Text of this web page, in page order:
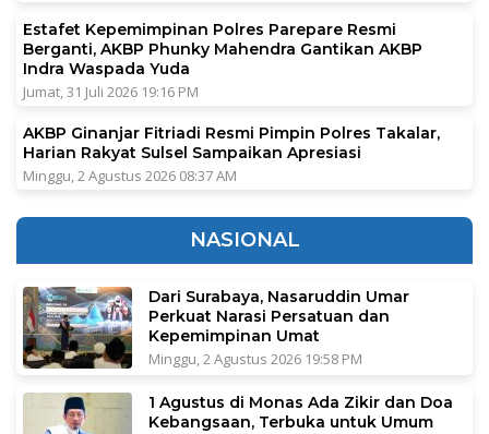
Estafet Kepemimpinan Polres Parepare Resmi
Berganti, AKBP Phunky Mahendra Gantikan AKBP
Indra Waspada Yuda
Jumat, 31 Juli 2026 19:16 PM
AKBP Ginanjar Fitriadi Resmi Pimpin Polres Takalar,
Harian Rakyat Sulsel Sampaikan Apresiasi
Minggu, 2 Agustus 2026 08:37 AM
NASIONAL
Dari Surabaya, Nasaruddin Umar
Perkuat Narasi Persatuan dan
Kepemimpinan Umat
Minggu, 2 Agustus 2026 19:58 PM
1 Agustus di Monas Ada Zikir dan Doa
Kebangsaan, Terbuka untuk Umum